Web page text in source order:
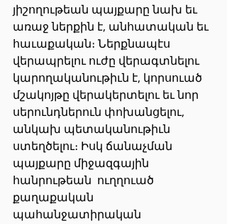
յիշողութեան պայքարը նախ եւ
առաջ ներքին է, անհատական եւ
հաւաքական։ Ներքնապէս
վերապրելու ուժը վերագտնելու
կարողականութիւն է, կորսուած
մշակոյթը վերակերտելու եւ նոր
սերունդներուն փոխանցելու,
անկախ պետականութիւն
ստեղծելու։ Իսկ ճանաչման
պայքարը միջազգային
հանրութեան  ուղղուած
քաղաքական
պահանջատիրական